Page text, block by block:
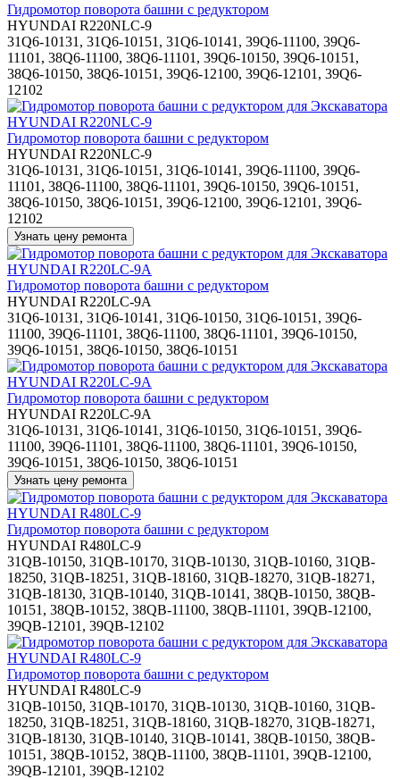
Гидромотор поворота башни с редуктором
HYUNDAI R220NLC-9
31Q6-10131, 31Q6-10151, 31Q6-10141, 39Q6-11100, 39Q6-
11101, 38Q6-11100, 38Q6-11101, 39Q6-10150, 39Q6-10151,
38Q6-10150, 38Q6-10151, 39Q6-12100, 39Q6-12101, 39Q6-
12102
Гидромотор поворота башни с редуктором
HYUNDAI R220NLC-9
31Q6-10131, 31Q6-10151, 31Q6-10141, 39Q6-11100, 39Q6-
11101, 38Q6-11100, 38Q6-11101, 39Q6-10150, 39Q6-10151,
38Q6-10150, 38Q6-10151, 39Q6-12100, 39Q6-12101, 39Q6-
12102
Гидромотор поворота башни с редуктором
HYUNDAI R220LC-9A
31Q6-10131, 31Q6-10141, 31Q6-10150, 31Q6-10151, 39Q6-
11100, 39Q6-11101, 38Q6-11100, 38Q6-11101, 39Q6-10150,
39Q6-10151, 38Q6-10150, 38Q6-10151
Гидромотор поворота башни с редуктором
HYUNDAI R220LC-9A
31Q6-10131, 31Q6-10141, 31Q6-10150, 31Q6-10151, 39Q6-
11100, 39Q6-11101, 38Q6-11100, 38Q6-11101, 39Q6-10150,
39Q6-10151, 38Q6-10150, 38Q6-10151
Гидромотор поворота башни с редуктором
HYUNDAI R480LC-9
31QB-10150, 31QB-10170, 31QB-10130, 31QB-10160, 31QB-
18250, 31QB-18251, 31QB-18160, 31QB-18270, 31QB-18271,
31QB-18130, 31QB-10140, 31QB-10141, 38QB-10150, 38QB-
10151, 38QB-10152, 38QB-11100, 38QB-11101, 39QB-12100,
39QB-12101, 39QB-12102
Гидромотор поворота башни с редуктором
HYUNDAI R480LC-9
31QB-10150, 31QB-10170, 31QB-10130, 31QB-10160, 31QB-
18250, 31QB-18251, 31QB-18160, 31QB-18270, 31QB-18271,
31QB-18130, 31QB-10140, 31QB-10141, 38QB-10150, 38QB-
10151, 38QB-10152, 38QB-11100, 38QB-11101, 39QB-12100,
39QB-12101, 39QB-12102